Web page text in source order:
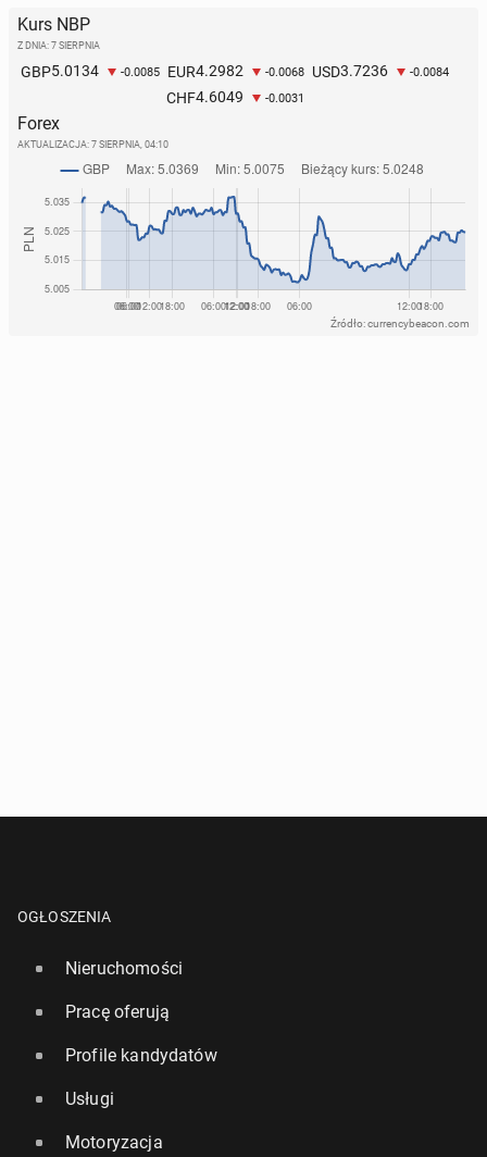
Kurs NBP
Z DNIA: 7 SIERPNIA
GBP5.0134 -0.0085 EUR4.2982 -0.0068 USD3.7236 -0.0084
CHF4.6049 -0.0031
Forex
AKTUALIZACJA: 7 SIERPNIA, 04:10
Źródło: currencybeacon.com
OGŁOSZENIA
Nieruchomości
Pracę oferują
Profile kandydatów
Usługi
Motoryzacja